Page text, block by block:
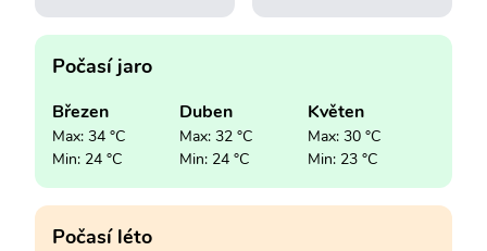
Počasí jaro
Březen
Max: 34 °C
Min: 24 °C
Duben
Max: 32 °C
Min: 24 °C
Květen
Max: 30 °C
Min: 23 °C
Počasí léto